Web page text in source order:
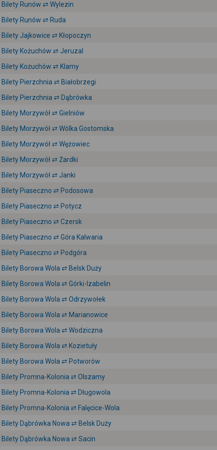
Bilety Runów ⇄ Wylezin
Bilety Runów ⇄ Ruda
Bilety Jajkowice ⇄ Kłopoczyn
Bilety Kożuchów ⇄ Jeruzal
Bilety Kożuchów ⇄ Klamy
Bilety Pierzchnia ⇄ Białobrzegi
Bilety Pierzchnia ⇄ Dąbrówka
Bilety Morzywół ⇄ Gielniów
Bilety Morzywół ⇄ Wólka Gostomska
Bilety Morzywół ⇄ Wężowiec
Bilety Morzywół ⇄ Żardki
Bilety Morzywół ⇄ Janki
Bilety Piaseczno ⇄ Podosowa
Bilety Piaseczno ⇄ Potycz
Bilety Piaseczno ⇄ Czersk
Bilety Piaseczno ⇄ Góra Kalwaria
Bilety Piaseczno ⇄ Podgóra
Bilety Borowa Wola ⇄ Belsk Duży
Bilety Borowa Wola ⇄ Górki-Izabelin
Bilety Borowa Wola ⇄ Odrzywołek
Bilety Borowa Wola ⇄ Marianowice
Bilety Borowa Wola ⇄ Wodziczna
Bilety Borowa Wola ⇄ Kozietuły
Bilety Borowa Wola ⇄ Potworów
Bilety Promna-Kolonia ⇄ Olszamy
Bilety Promna-Kolonia ⇄ Długowola
Bilety Promna-Kolonia ⇄ Falęcice-Wola
Bilety Dąbrówka Nowa ⇄ Belsk Duży
Bilety Dąbrówka Nowa ⇄ Sacin